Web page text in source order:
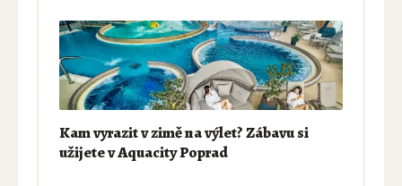
Kam vyrazit v zimě na výlet? Zábavu si
užijete v Aquacity Poprad